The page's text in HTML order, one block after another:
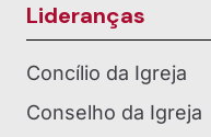
Lideranças
Concílio da Igreja
Conselho da Igreja